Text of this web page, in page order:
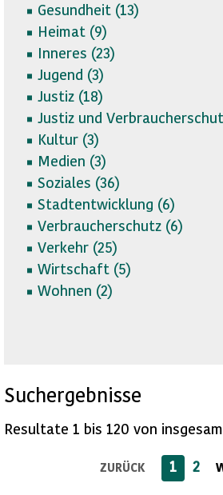
Gesundheit (13)
Heimat (9)
Inneres (23)
Jugend (3)
Justiz (18)
Justiz und
Kultur (3)
Medien (3)
Soziales (36)
Stadtentwicklung (6)
Verbraucherschutz (6)
Verkehr (25)
Wirtschaft (5)
Wohnen (2)
Suchergebnisse
Resultate 1 bis 120 von
ZURÜCK 1 2